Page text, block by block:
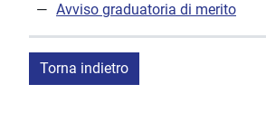
Avviso graduatoria di merito
Torna indietro